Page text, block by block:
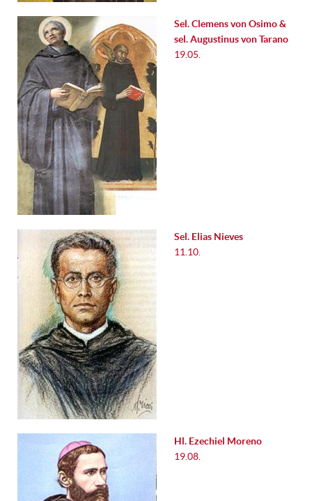
Sel. Clemens von Osimo &
sel. Augustinus von Tarano
19.05.
Sel. Elias Nieves
11.10.
Hl. Ezechiel Moreno
19.08.